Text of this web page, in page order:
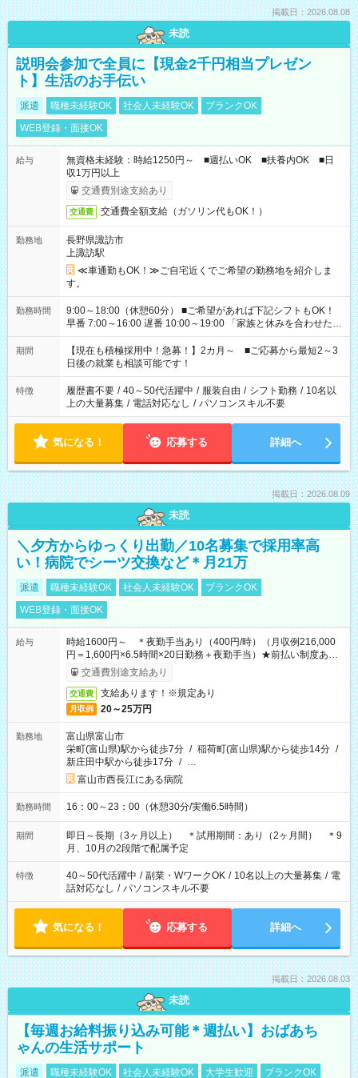
掲載日：2026.08.08
未読
説明会参加で全員に【現金2千円相当プレゼン
ト】生活のお手伝い
派遣 職種未経験OK 社会人未経験OK
ブランクOK
WEB登録・面接OK
給与
無資格未経験：時給1250円～ ■週払いOK ■扶養内OK ■日
収1万円以上
交通費別途支給あり
交通費 交通費全額支給（ガソリン代もOK！）
勤務地
長野県諏訪市
上諏訪駅
≪車通勤もOK！≫ご自宅近くでご希望の勤務地を紹介しま
す。
勤務時間
9:00～18:00（休憩60分） ■ご希望があれば下記シフトもOK！
早番 7:00～16:00 遅番 10:00～19:00 「家族と休みを合わせた
い」 「余裕を持って夕飯の準備がしたい」 「できれば残業はし
たくない」 など、ご希望を教えてくださいね。 ※Wワーク希望
の方へ 今ご覧のお仕事で希望する勤務時間と、もう1つのお仕事
の勤務時間。 合計で週40時間を超える場合は応募できません。
期間
【現在も積極採用中！急募！】2カ月～ ■ご応募から最短2～3
日後の就業も相談可能です！
特徴 履歴書不要 / 40～50代活躍中 / 服装自由 / シフト勤務 / 10名以
上の大量募集 / 電話対応なし / パソコンスキル不要
気になる！ 応募する 詳細へ
掲載日：2026.08.09
未読
＼夕方からゆっくり出勤／10名募集で採用率高
い！病院でシーツ交換など＊月21万
派遣 職種未経験OK 社会人未経験OK
ブランクOK
WEB登録・面接OK
給与
時給1600円～ ＊夜勤手当あり（400円/時）（月収例216,000
円＝1,600円×6.5時間×20日勤務＋夜勤手当）★前払い制度あり
（会社規定内）
交通費別途支給あり
交通費 支給あります！※規定あり
月収例 20～25万円
勤務地
富山県富山市
栄町(富山県)駅から徒歩7分 / 稲荷町(富山県)駅から徒歩14分 /
新庄田中駅から徒歩17分 / …
富山市西長江にある病院
勤務時間 16：00～23：00（休憩30分/実働6.5時間）
期間
即日～長期（3ヶ月以上） ＊試用期間：あり（2ヶ月間） ＊9
月、10月の2段階で配属予定
特徴 40～50代活躍中 / 副業・WワークOK / 10名以上の大量募集 / 電
話対応なし / パソコンスキル不要
気になる！ 応募する 詳細へ
掲載日：2026.08.03
未読
【毎週お給料振り込み可能＊週払い】おばあち
ゃんの生活サポート
派遣 職種未経験OK 社会人未経験OK 大学生歓迎
ブランクOK